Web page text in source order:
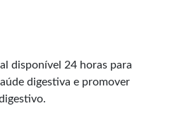
disponível 24 horas para
digestiva e promover